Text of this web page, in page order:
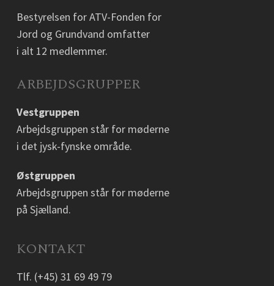
Bestyrelsen for ATV-Fonden for
Jord og Grundvand omfatter
i alt 12 medlemmer.
ARBEJDSGRUPPER
Vestgruppen
Arbejdsgruppen står for møderne
i det jysk-fynske område.
Østgruppen
Arbejdsgruppen står for møderne
på Sjælland.
KONTAKT
Tlf. (+45) 31 69 49 79